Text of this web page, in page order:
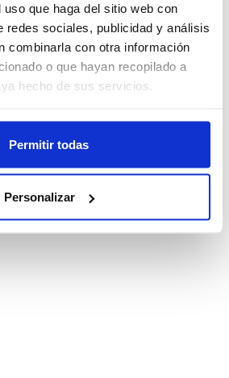
que haga del sitio web con
redes sociales, publicidad y análisis
combinarla con otra información
o que hayan recopilado a
hecho de sus servicios.
Permitir todas
Personalizar